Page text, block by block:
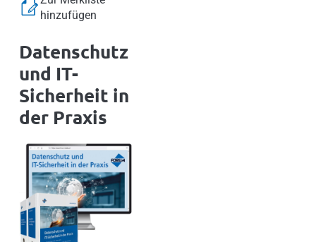
hinzufügen
Datenschutz
und IT-
Sicherheit in
der Praxis